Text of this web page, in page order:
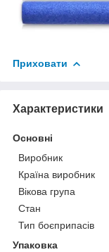
Приховати
Характеристики
Основні
Виробник
Країна виробник
Вікова група
Стан
Тип боєприпасів
Упаковка